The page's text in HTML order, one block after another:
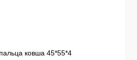
ковша 45*55*4